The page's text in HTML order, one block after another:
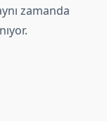
zamanda